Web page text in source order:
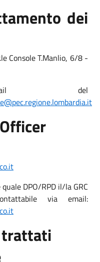
dei
Console T.Manlio, 6/8 -
del
DPO/RPD il/la GRC
via email:
trattati